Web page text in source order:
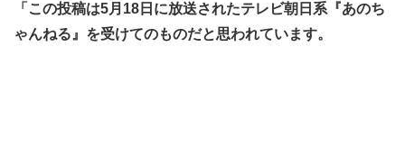
「この投稿は5月18日に放送されたテレビ朝日系『あのち
ゃんねる』を受けてのものだと思われています。